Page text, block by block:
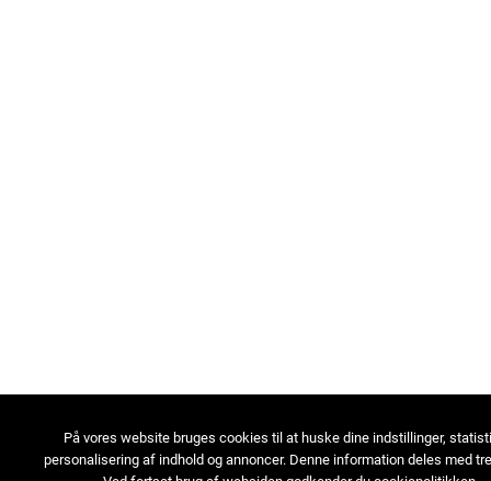
På vores website bruges cookies til at huske dine indstillinger,
personalisering af indhold og annoncer. Denne information deles med